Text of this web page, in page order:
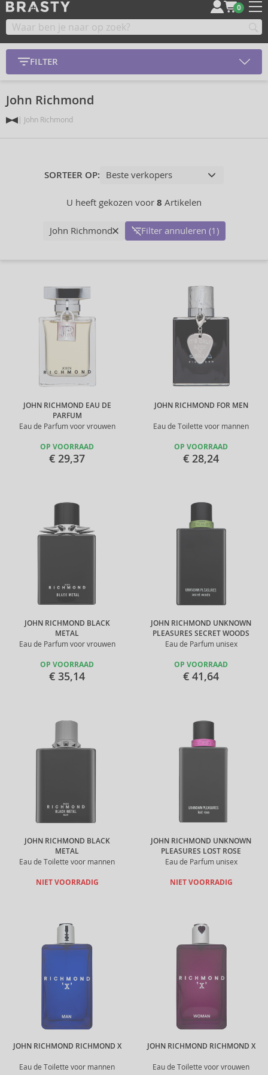
0
FILTER
John Richmond
John Richmond
SORTEER OP:
U heeft gekozen voor 8 Artikelen
John Richmond Filter annuleren (1)
JOHN RICHMOND EAU DE
PARFUM
Eau de Parfum voor vrouwen
OP VOORRAAD
€ 29,37
JOHN RICHMOND FOR MEN
Eau de Toilette voor mannen
OP VOORRAAD
€ 28,24
JOHN RICHMOND BLACK
METAL
Eau de Parfum voor vrouwen
OP VOORRAAD
€ 35,14
JOHN RICHMOND UNKNOWN
PLEASURES SECRET WOODS
Eau de Parfum unisex
OP VOORRAAD
€ 41,64
JOHN RICHMOND BLACK
METAL
Eau de Toilette voor mannen
NIET VOORRADIG
JOHN RICHMOND UNKNOWN
PLEASURES LOST ROSE
Eau de Parfum unisex
NIET VOORRADIG
JOHN RICHMOND RICHMOND X
Eau de Toilette voor mannen
JOHN RICHMOND RICHMOND X
Eau de Toilette voor vrouwen